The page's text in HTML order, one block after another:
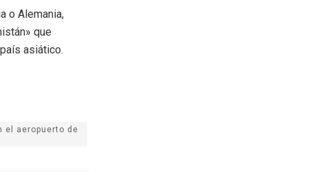
o Alemania,
que
asiático.
el aeropuerto de